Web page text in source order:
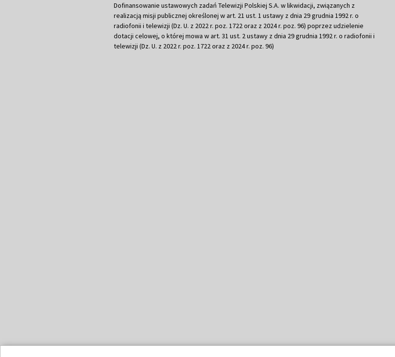
Dofinansowanie ustawowych zadań Telewizji Polskiej S.A. w likwidacji, związanych z
realizacją misji publicznej określonej w art. 21 ust. 1 ustawy z dnia 29 grudnia 1992 r. o
radiofonii i telewizji (Dz. U. z 2022 r. poz. 1722 oraz z 2024 r. poz. 96) poprzez udzielenie
dotacji celowej, o której mowa w art. 31 ust. 2 ustawy z dnia 29 grudnia 1992 r. o radiofonii i
telewizji (Dz. U. z 2022 r. poz. 1722 oraz z 2024 r. poz. 96)